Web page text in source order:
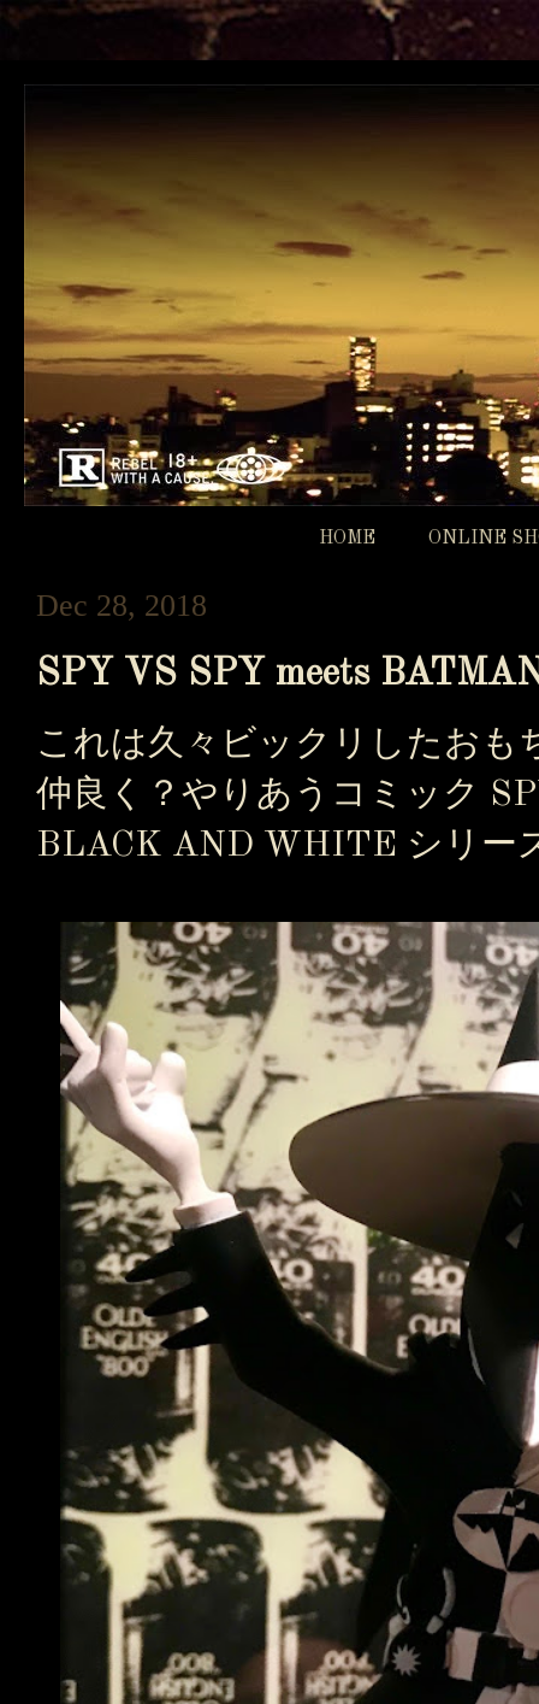
HOME ONLINE
Dec 28, 2018
SPY VS SPY meets
これは久々ビックリしたお
仲良く？やりあうコミック
BLACK AND WHITE シリー